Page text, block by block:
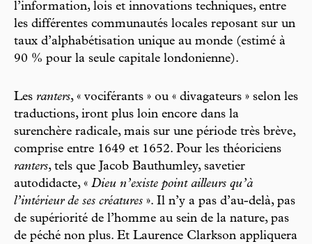
l’information, lois et innovations techniques, entre
les différentes communautés locales reposant sur un
taux d’alphabétisation unique au monde (estimé à
90 % pour la seule capitale londonienne).
Les ranters, « vociférants » ou « divagateurs » selon les
traductions, iront plus loin encore dans la
surenchère radicale, mais sur une période très brève,
comprise entre 1649 et 1652. Pour les théoriciens
ranters, tels que Jacob Bauthumley, savetier
autodidacte, « Dieu n’existe point ailleurs qu’à
l’intérieur de ses créatures ». Il n’y a pas d’au-delà, pas
de supériorité de l’homme au sein de la nature, pas
de péché non plus. Et Laurence Clarkson appliquera